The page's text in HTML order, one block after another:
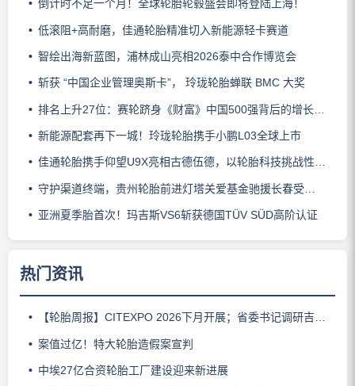
倒计时不足一个月！全球轮胎轮毂盛会即将登陆上海！
低滚阻+高耐磨，佳通轮胎精准切入新能源轻卡赛道
智绘出海新蓝图，浦林成山亮相2026泰中合作博览会
斩获 “中国企业管理奥斯卡”， 玲珑轮胎蝉联 BMC 大奖
排名上升27位：赛轮跻身《财富》中国500强背后的增长逻辑
新能源配套再下一城！玲珑轮胎携手小鹏L03全球上市
佳通轮胎携手仰望U9X亮相古德伍德，以轮胎科技挑战性能边界
守护渠道终端，贵州轮胎前进灯塔关爱基金驰援长春受灾门店
亚洲夏季胎首次！玛吉斯VS6斩获德国TÜV SÜD高阶认证
热门资讯
【轮胎周报】CITEXPO 2026下月开展；省委书记调研吉林玲珑；佳通推出新能源轻卡轮胎；三角轮胎斩获大奖；中策宣布涨价
案值过亿！特大轮胎造假案宣判
中埃27亿合资轮胎工厂建设迎来新进展